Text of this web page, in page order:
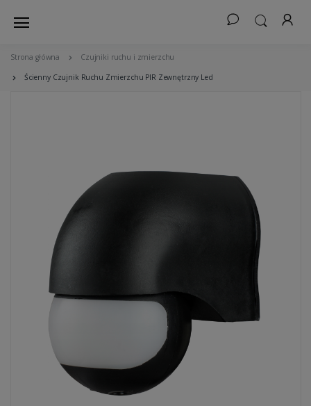
Strona główna Czujniki ruchu i zmierzchu
Ścienny Czujnik Ruchu Zmierzchu PIR Zewnętrzny Led